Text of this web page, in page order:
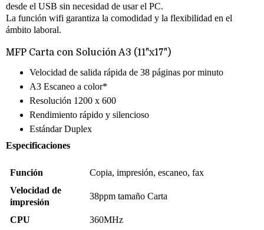
desde el USB sin necesidad de usar el PC.
La función wifi garantiza la comodidad y la flexibilidad en el
ámbito laboral.
MFP Carta con Solución A3 (11"x17")
Velocidad de salida rápida de 38 páginas por minuto
A3 Escaneo a color*
Resolución 1200 x 600
Rendimiento rápido y silencioso
Estándar Duplex
Especificaciones
Función
Copia, impresión, escaneo, fax
Velocidad de
impresión
38ppm tamaño Carta
CPU
360MHz